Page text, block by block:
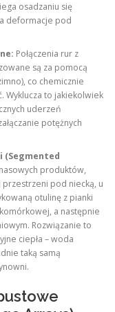
osadzaniu się
deformacje pod
Połączenia rur z
są za pomocą
co chemicznie
Wyklucza to jakiekolwiek
uderzeń
potężnych
(Segmented
produktów,
pod niecką, u
otulinę z pianki
a następnie
Rozwiązanie to
ciepła – woda
taką samą